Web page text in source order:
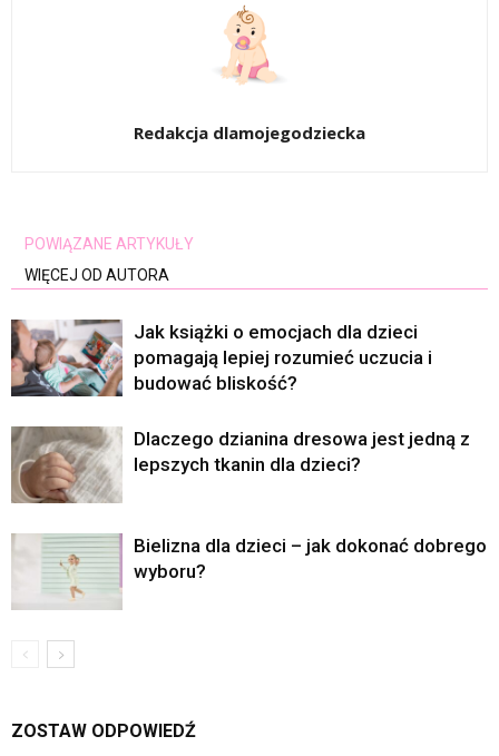
Redakcja dlamojegodziecka
POWIĄZANE ARTYKUŁY
WIĘCEJ OD AUTORA
Jak książki o emocjach dla dzieci
pomagają lepiej rozumieć uczucia i
budować bliskość?
Dlaczego dzianina dresowa jest jedną z
lepszych tkanin dla dzieci?
Bielizna dla dzieci – jak dokonać dobrego
wyboru?
ZOSTAW ODPOWIEDŹ